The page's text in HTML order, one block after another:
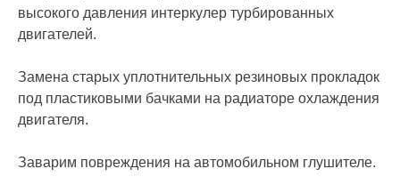
высокого давления интеркулер турбированных
двигателей.
Замена старых уплотнительных резиновых прокладок
под пластиковыми бачками на радиаторе охлаждения
двигателя.
Заварим повреждения на автомобильном глушителе.